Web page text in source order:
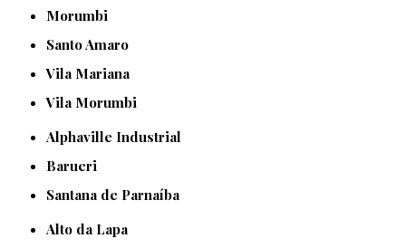
Morumbi
Santo Amaro
Vila Mariana
Vila Morumbi
Alphaville Industrial
Barueri
Santana de Parnaíba
Alto da Lapa